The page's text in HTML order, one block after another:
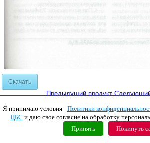
Скачать
Предыдущий продукт
Copyright © 2011 МБУК
Я принимаю условия
Политики
ЦБС и даю свое согласие на обработку
Принять
Покинуть